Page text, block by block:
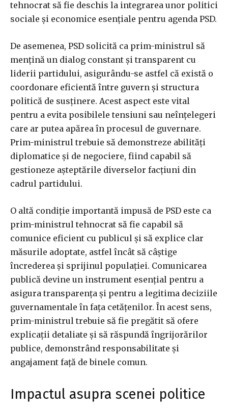
tehnocrat să fie deschis la integrarea unor politici
sociale și economice esențiale pentru agenda PSD.
De asemenea, PSD solicită ca prim-ministrul să
mențină un dialog constant și transparent cu
liderii partidului, asigurându-se astfel că există o
coordonare eficientă între guvern și structura
politică de susținere. Acest aspect este vital
pentru a evita posibilele tensiuni sau neînțelegeri
care ar putea apărea în procesul de guvernare.
Prim-ministrul trebuie să demonstreze abilități
diplomatice și de negociere, fiind capabil să
gestioneze așteptările diverselor facțiuni din
cadrul partidului.
O altă condiție importantă impusă de PSD este ca
prim-ministrul tehnocrat să fie capabil să
comunice eficient cu publicul și să explice clar
măsurile adoptate, astfel încât să câștige
încrederea și sprijinul populației. Comunicarea
publică devine un instrument esențial pentru a
asigura transparența și pentru a legitima deciziile
guvernamentale în fața cetățenilor. În acest sens,
prim-ministrul trebuie să fie pregătit să ofere
explicații detaliate și să răspundă îngrijorărilor
publice, demonstrând responsabilitate și
angajament față de binele comun.
Impactul asupra scenei politice